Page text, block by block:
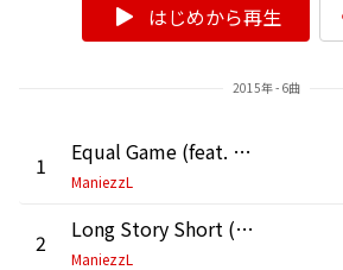
はじめから再生
2015年 - 6曲
1 Equal Game (feat. David Lageder) [Radio Mix]
ManiezzL
2 Long Story Short (Radio Mix)
ManiezzL